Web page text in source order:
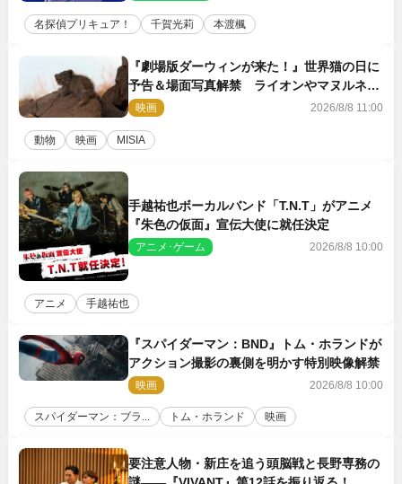
名探偵プリキュア！ 千賀光莉 本渡楓
『劇場版ダーウィンが来た！』世界猫の日に
予告＆場面写真解禁 ライオンやマヌルネコ
の赤ちゃんが大集合
映画 2026/8/8 11:00
動物 映画 MISIA
手越祐也ボーカルバンド「T.N.T」がアニメ
『朱色の仮面』宣伝大使に就任決定
アニメ･ゲーム 2026/8/8 10:00
アニメ 手越祐也
『スパイダーマン：BND』トム・ホランドが
アクション撮影の裏側を明かす特別映像解禁
映画 2026/8/8 10:00
スパイダーマン：ブラ... トム・ホランド 映画
要注意人物・新庄を追う頭脳戦と長野専務の